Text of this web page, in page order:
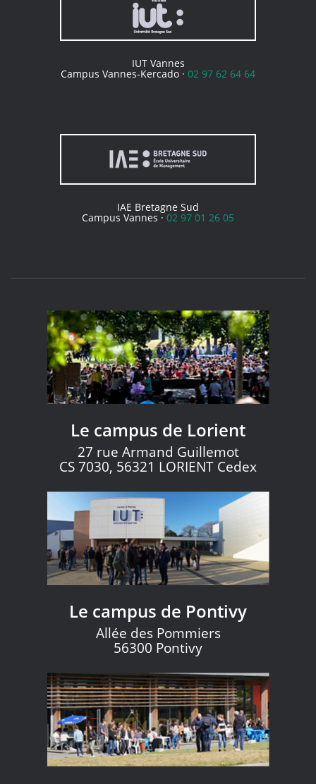
IUT Vannes
Campus Vannes-Kercado · 02 97 62 64 64
IAE Bretagne Sud
Campus Vannes ·02 97 01 26 05
Le campus de Lorient
27 rue Armand Guillemot
CS 7030, 56321 LORIENT Cedex
Le campus de Pontivy
Allée des Pommiers
56300 Pontivy